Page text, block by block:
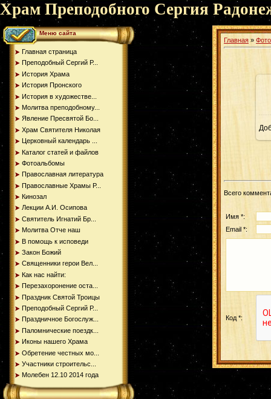
Храм Преподобного Сергия
Меню сайта
Главная страница
Преподобный Сергий Р...
История Храма
История Пронского
История в художестве...
Молитва преподобному...
Явление Пресвятой Бо...
Храм Святителя Николая
Церковный календарь ...
Каталог статей и файлов
Фотоальбомы
Православная литература
Православные Храмы Р...
Кинозал
Лекции А.И. Осипова
Святитель Игнатий Бр...
Молитва Отче наш
В помощь к исповеди
Закон Божий
Священники герои Вел...
Как нас найти:
Перезахоронение оста...
Праздник Святой Троицы
Преподобный Сергий Р...
Праздничное Богослуж...
Паломнические поездк...
Иконы нашего Храма
Обретение честных мо...
Участники строительс...
Молебен 12.10 2014 года
Главная »
Всего
Имя *:
Email *:
Код *: